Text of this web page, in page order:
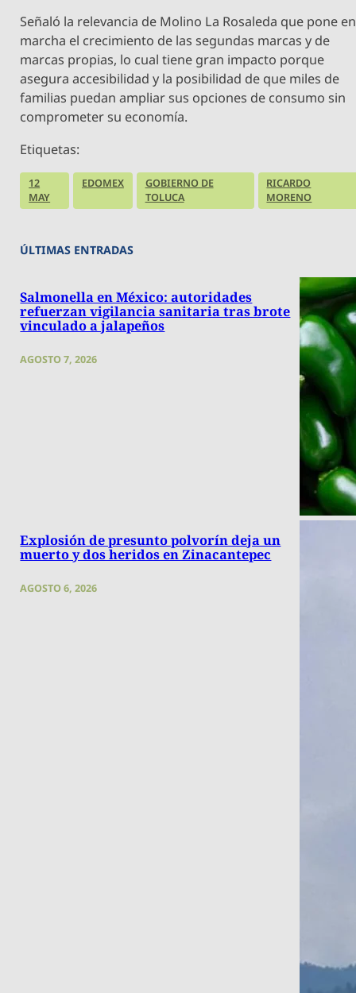
Señaló la relevancia de Molino La Rosaleda que pone en
marcha el crecimiento de las segundas marcas y de
marcas propias, lo cual tiene gran impacto porque
asegura accesibilidad y la posibilidad de que miles de
familias puedan ampliar sus opciones de consumo sin
comprometer su economía.
Etiquetas:
12
MAY
EDOMEX
GOBIERNO DE
TOLUCA
RICARDO
MORENO
ÚLTIMAS ENTRADAS
Salmonella en México: autoridades
refuerzan vigilancia sanitaria tras brote
vinculado a jalapeños
AGOSTO 7, 2026
Explosión de presunto polvorín deja un
muerto y dos heridos en Zinacantepec
AGOSTO 6, 2026